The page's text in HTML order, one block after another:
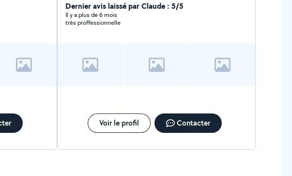
Dernier avis laissé par Claude : 5/5
Il y a plus de 6 mois
très proffessionnelle
Voir le profil Contacter